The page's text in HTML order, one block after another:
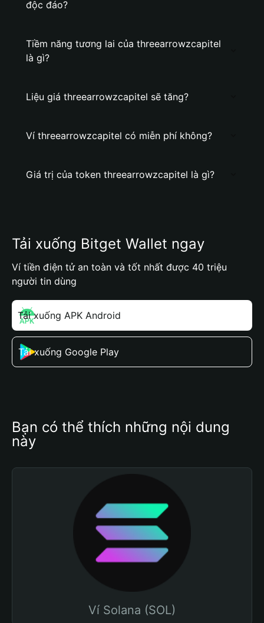
độc đáo?
Tiềm năng tương lai của threearrowzcapitel
là gì?
Liệu giá threearrowzcapitel sẽ tăng?
Ví threearrowzcapitel có miễn phí không?
Giá trị của token threearrowzcapitel là gì?
Tải xuống Bitget Wallet ngay
Ví tiền điện tử an toàn và tốt nhất được 40 triệu
người tin dùng
Tải xuống APK Android
Tải xuống Google Play
Bạn có thể thích những nội dung
này
Ví Solana (SOL)